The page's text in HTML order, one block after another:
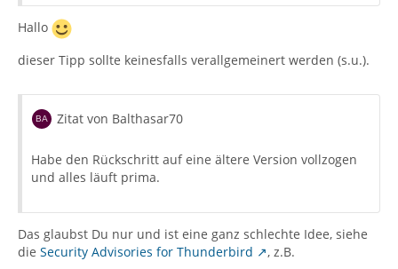
Hallo
dieser Tipp sollte keinesfalls verallgemeinert werden (s.u.).
Zitat von Balthasar70
Habe den Rückschritt auf eine ältere Version vollzogen
und alles läuft prima.
Das glaubst Du nur und ist eine ganz schlechte Idee, siehe
die Security Advisories for Thunderbird , z.B.